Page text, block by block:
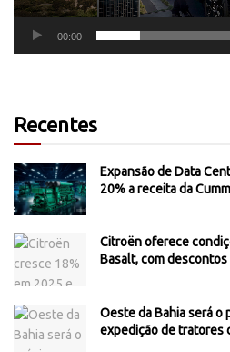
00:00
Recentes
Expansão de Data
20% a receita da
Citroën oferece
Basalt, com descontos
Oeste da Bahia será o
expedição de tratores